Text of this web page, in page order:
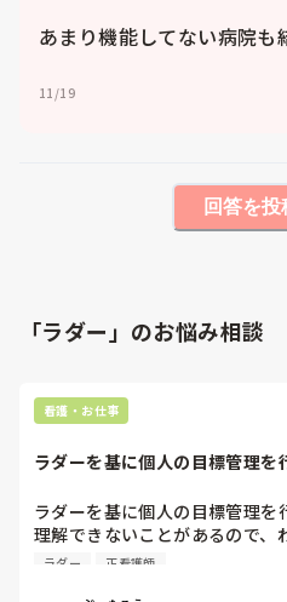
あまり機能してない病院も
11/19
回答を投
「ラダー」のお悩み相談
看護・お仕事
ラダーを基に個人の目標管理を
ラダーを基に個人の目標管理を
理解できないことがあるので、
さい。目標値の書き方と、目標
ラダー 正看護師